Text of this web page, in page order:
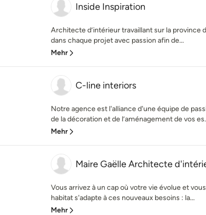
Inside Inspiration
Architecte d’intérieur travaillant sur la province
dans chaque projet avec passion afin de...
Mehr
C-line interiors
Notre agence est l'alliance d'une équipe de
de la décoration et de l’aménagement de vos
Mehr
Maire Gaëlle Architecte
Vous arrivez à un cap où votre vie évolue et
habitat s'adapte à ces nouveaux besoins : la...
Mehr